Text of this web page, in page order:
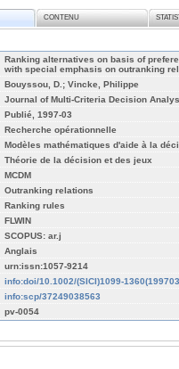
CONTENU
Ranking alternatives on basis of
with special emphasis on outranking
Bouyssou, D.; Vincke, Philippe
Journal of Multi-Criteria Decision
Publié, 1997-03
Recherche opérationnelle
Modèles mathématiques d'aide à la
Théorie de la décision et des jeux
MCDM
Outranking relations
Ranking rules
FLWIN
SCOPUS: ar.j
Anglais
urn:issn:1057-9214
info:doi/10.1002/(SICI)1099-
info:scp/37249038563
pv-0054